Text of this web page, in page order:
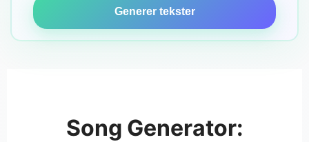
Generer tekster
Song Generator: